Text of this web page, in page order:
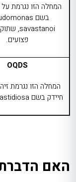
המחלה הזו נגרמת על
בשם
savastanoi
,
פצועים.
OQDS
המחלה הזו נגרמת
חיידק בשם
האם